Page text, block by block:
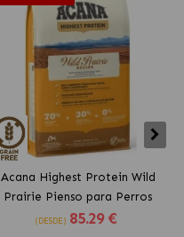
Acana Highest Protein Wild
Prairie Pienso para Perros
Adultos
(DESDE) 85.29 €